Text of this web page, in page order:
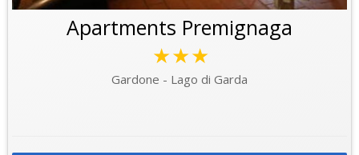
Apartments Premignaga
★★★
Gardone - Lago di Garda